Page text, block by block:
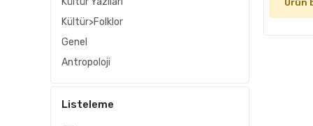
Kültür>Folklor
Genel
Antropoloji
Listeleme
Ürün